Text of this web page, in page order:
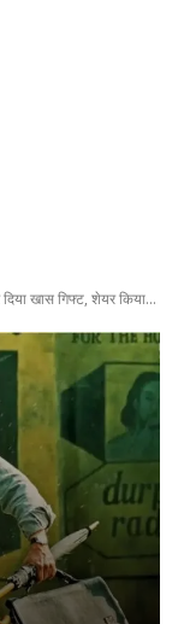
खास गिफ्ट, शेयर किया...